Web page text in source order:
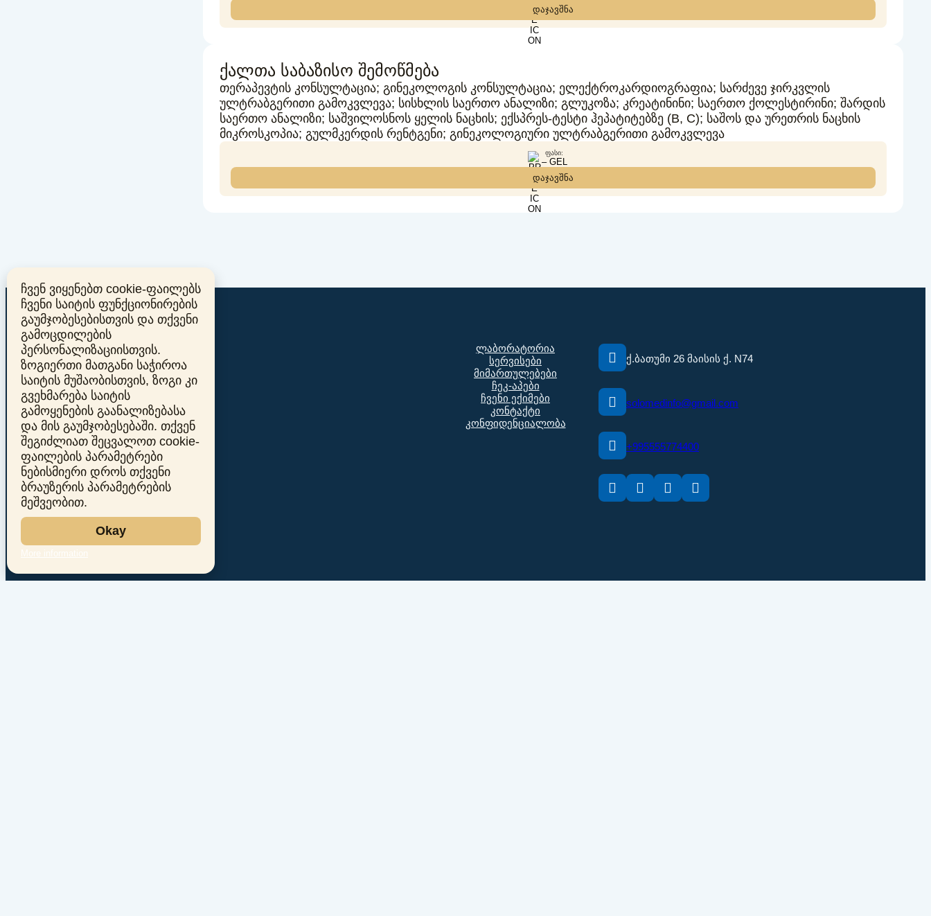
დაჯავშნა
ქალთა საბაზისო შემოწმება
თერაპევტის კონსულტაცია; გინეკოლოგის კონსულტაცია; ელექტროკარდიოგრაფია; სარძევე ჯირკვლის
ულტრაბგერითი გამოკვლევა; სისხლის საერთო ანალიზი; გლუკოზა; კრეატინინი; საერთო ქოლესტირინი; შარდის
საერთო ანალიზი; საშვილოსნოს ყელის ნაცხის; ექსპრეს-ტესტი ჰეპატიტებზე (В, С); საშოს და ურეთრის ნაცხის
მიკროსკოპია; გულმკერდის რენტგენი; გინეკოლოგიური ულტრაბგერითი გამოკვლევა
ᲤᲐᲡᲘ:
– GEL
დაჯავშნა
ლაბორატორია
სერვისები
მიმართულებები
ჩეკ-აპები
ჩვენი ექიმები
კონტაქტი
კონფიდენციალობა
ქ.ბათუმი 26 მაისის ქ. N74
solomedinfo@gmail.com
+995555774400
ჩვენ ვიყენებთ cookie-ფაილებს
ჩვენი საიტის ფუნქციონირების
გაუმჯობესებისთვის და თქვენი
გამოცდილების
პერსონალიზაციისთვის.
ზოგიერთი მათგანი საჭიროა
საიტის მუშაობისთვის, ზოგი კი
გვეხმარება საიტის
გამოყენების გაანალიზებასა
და მის გაუმჯობესებაში. თქვენ
შეგიძლიათ შეცვალოთ cookie-
ფაილების პარამეტრები
ნებისმიერი დროს თქვენი
ბრაუზერის პარამეტრების
მეშვეობით.
Okay
More information